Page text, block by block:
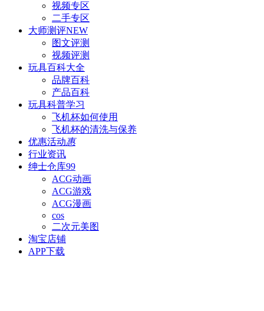
视频专区
二手专区
大师测评NEW
图文评测
视频评测
玩具百科大全
品牌百科
产品百科
玩具科普学习
飞机杯如何使用
飞机杯的清洗与保养
优惠活动惠
行业资讯
绅士仓库99
ACG动画
ACG游戏
ACG漫画
cos
二次元美图
淘宝店铺
APP下载